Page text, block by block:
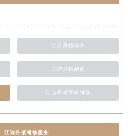
江诗丹顿保养
江诗丹顿新闻
江诗丹顿手表维修
江诗丹顿维修服务